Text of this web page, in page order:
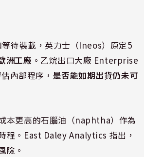
待裝載，英力士（Ineos）原定5
洲工廠 。乙烷出口大廠 Enterprise
內部程序， 是否能如期出貨仍未可
本更高的石腦油（naphtha）作為
程。East Daley Analytics 指出，
險。